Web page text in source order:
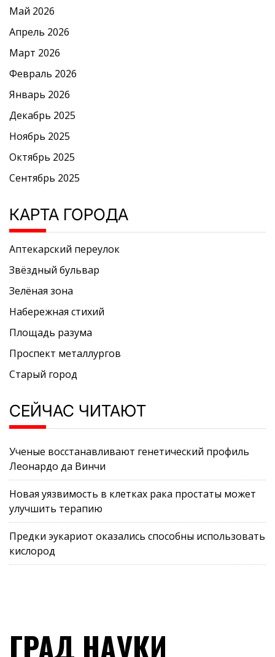
Май 2026
Апрель 2026
Март 2026
Февраль 2026
Январь 2026
Декабрь 2025
Ноябрь 2025
Октябрь 2025
Сентябрь 2025
КАРТА ГОРОДА
Аптекарский переулок
Звёздный бульвар
Зелёная зона
Набережная стихий
Площадь разума
Проспект металлургов
Старый город
СЕЙЧАС ЧИТАЮТ
Ученые восстанавливают генетический профиль
Леонардо да Винчи
Новая уязвимость в клетках рака простаты может
улучшить терапию
Предки эукариот оказались способны использовать
кислород
ГРАД НАУКИ